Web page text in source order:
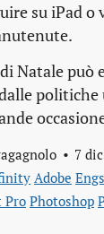
su iPad o
Natale può
7
Adobe
Pro Photoshop